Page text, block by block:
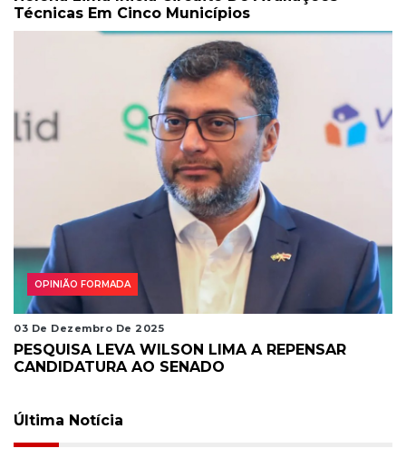
Técnicas Em Cinco Municípios
OPINIÃO FORMADA
03 De Dezembro De 2025
PESQUISA LEVA WILSON LIMA A REPENSAR
CANDIDATURA AO SENADO
Última Notícia